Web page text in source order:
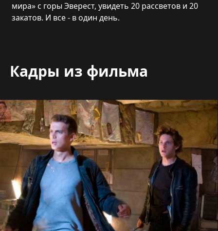
мира» с горы Эверест, увидеть 20 рассветов и 20
закатов. И все - в один день.
Кадры из фильма